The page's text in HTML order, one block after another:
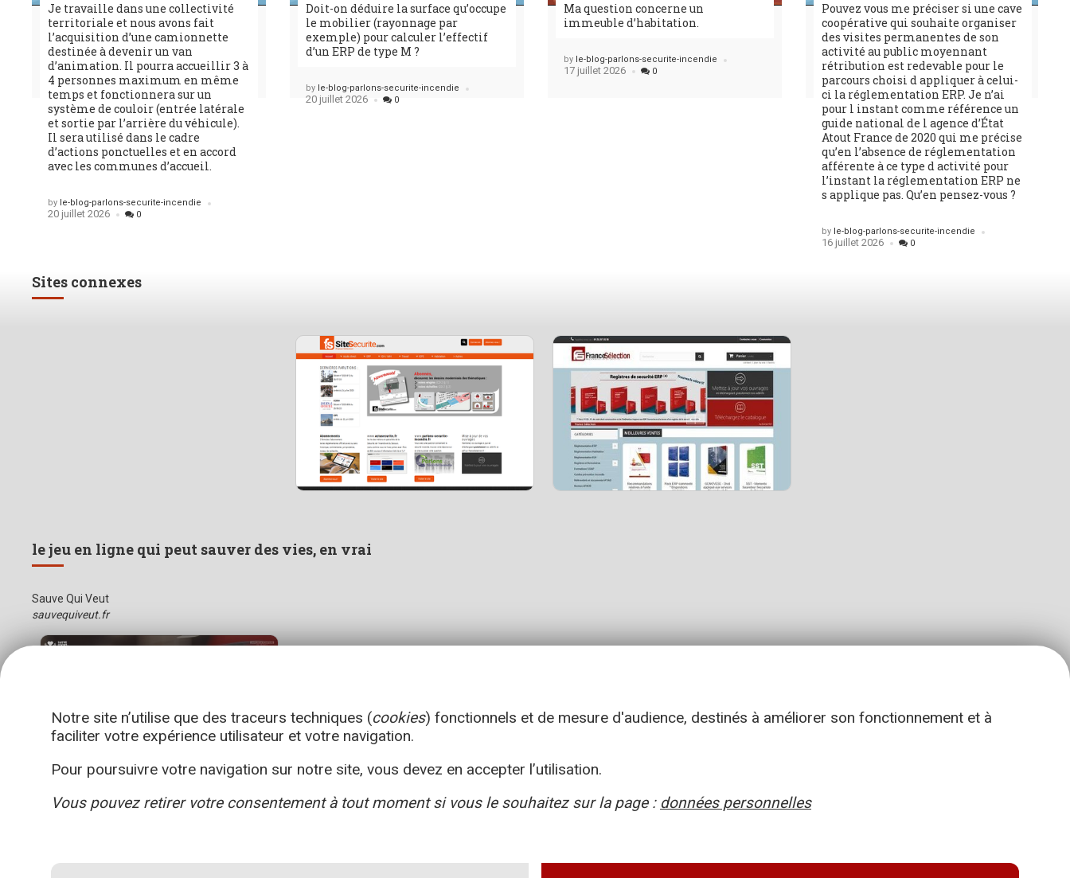
Je travaille dans une collectivité
territoriale et nous avons fait
l’acquisition d’une camionnette
destinée à devenir un van
d’animation. Il pourra accueillir 3 à
4 personnes maximum en même
temps et fonctionnera sur un
système de couloir (entrée latérale
et sortie par l’arrière du véhicule).
Il sera utilisé dans le cadre
d’actions ponctuelles et en accord
avec les communes d’accueil.
Posted
by le-blog-parlons-securite-incendie
20 juillet 2026 0
Doit-on déduire la surface qu’occupe
le mobilier (rayonnage par
exemple) pour calculer l’effectif
d’un ERP de type M ?
Posted
by le-blog-parlons-securite-incendie
20 juillet 2026 0
Ma question concerne un
immeuble d’habitation.
Posted
by le-blog-parlons-securite-incendie
17 juillet 2026 0
Pouvez vous me préciser si une cave
coopérative qui souhaite organiser
des visites permanentes de son
activité au public moyennant
rétribution est redevable pour le
parcours choisi d appliquer à celui-
ci la réglementation ERP. Je n’ai
pour l instant comme référence un
guide national de l agence d’État
Atout France de 2020 qui me précise
qu’en l’absence de réglementation
afférente à ce type d activité pour
l’instant la réglementation ERP ne
s applique pas. Qu’en pensez-vous ?
Posted
by le-blog-parlons-securite-incendie
16 juillet 2026 0
Sites connexes
le jeu en ligne qui peut sauver des vies, en vrai
Sauve Qui Veut
sauvequiveut.fr
Notre site n’utilise que des traceurs techniques (cookies) fonctionnels et de mesure d'audience, destinés à améliorer son fonctionnement et à
faciliter votre expérience utilisateur et votre navigation.
Pour poursuivre votre navigation sur notre site, vous devez en accepter l’utilisation.
Vous pouvez retirer votre consentement à tout moment si vous le souhaitez sur la page : données personnelles